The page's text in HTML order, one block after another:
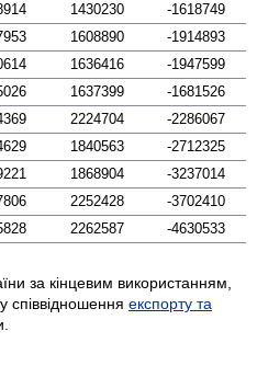
1430230
-1618749
1608890
-1914893
1636416
-1947599
1637399
-1681526
2224704
-2286067
1840563
-2712325
1868904
-3237014
2252428
-3702410
2262587 -4630533
за кінцевим використанням,
співвідношення експорту та